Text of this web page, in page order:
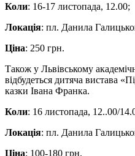
Коли: 16-17 листопада, 12.00;
Локація: пл. Данила
Ціна: 250 грн.
Також у Львівському
відбудеться дитяча вистава
казки Івана Франка.
Коли: 16 листопада, 12..00/
Локація: пл. Данила
Ціна: 100-180 грн.